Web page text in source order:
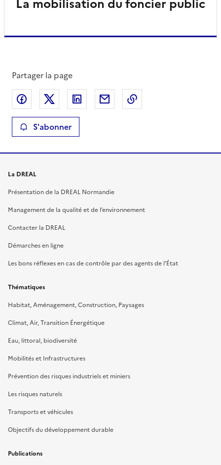
La mobilisation du foncier public
Partager la page
Partager sur Facebook
Partager sur XPartager sur LinkedIn
Partager par email
S'abonner
La DREAL
Présentation de la DREAL Normandie
Management de la qualité et de l’environnement
Contacter la DREAL
Démarches en ligne
Les bons réflexes en cas de contrôle par des agents de l’État
Thématiques
Habitat, Aménagement, Construction, Paysages
Climat, Air, Transition Énergétique
Eau, littoral, biodiversité
Mobilités et Infrastructures
Prévention des risques industriels et miniers
Les risques naturels
Transports et véhicules
Objectifs du développement durable
Publications